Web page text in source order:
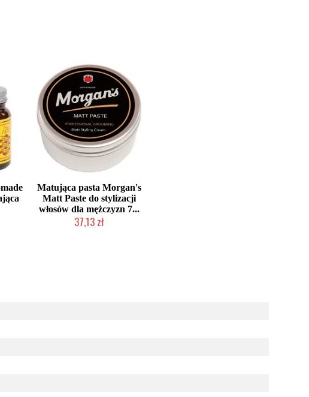
Matująca pasta Morgan's
Matt Paste do stylizacji
włosów dla mężczyzn 7...
37,13 zł